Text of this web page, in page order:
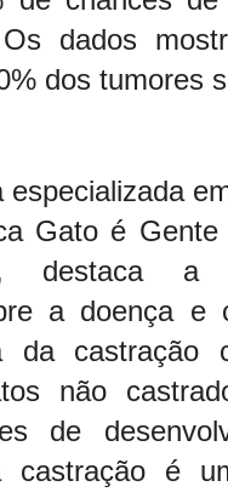
dados
dos tumores
especializada
Gato é
destaca a
a doença e
da castração
não
de
castração é